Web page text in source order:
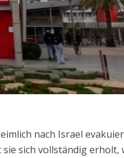
nach Israel
sich vollständig erholt,